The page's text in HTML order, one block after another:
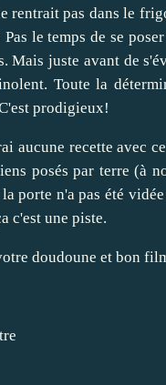
rentrait pas dans le
le temps de se
Mais juste avant de
Toute la
prodigieux!
aucune recette avec
posés par terre (à
porte n'a pas été
c'est une piste.
doudoune et bon